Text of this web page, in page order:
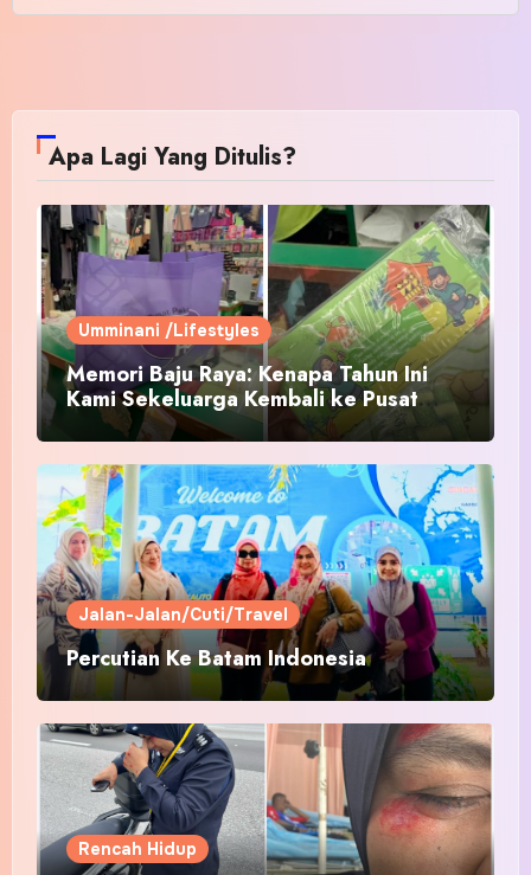
Apa Lagi Yang Ditulis?
Umminani /Lifestyles
Memori Baju Raya: Kenapa Tahun Ini
Kami Sekeluarga Kembali ke Pusat
Pakaian Hari-Hari?
Jalan-Jalan/Cuti/Travel
Percutian Ke Batam Indonesia
Rencah Hidup